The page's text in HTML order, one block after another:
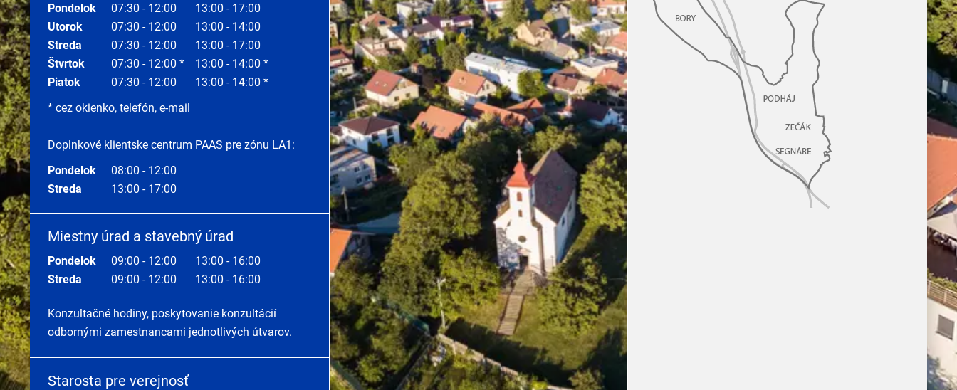
Pondelok
07:30 - 12:00
13:00 - 17:00
Utorok
07:30 - 12:00
13:00 - 14:00
Streda
07:30 - 12:00
13:00 - 17:00
Štvrtok
07:30 - 12:00 *
13:00 - 14:00 *
Piatok
07:30 - 12:00
13:00 - 14:00 *
* cez okienko, telefón, e-mail
Doplnkové klientske centrum PAAS pre zónu LA1:
Pondelok
08:00 - 12:00
Streda
13:00 - 17:00
Miestny úrad a stavebný úrad
Pondelok 09:00 - 12:00
13:00 - 16:00
Streda
09:00 - 12:00 13:00 - 16:00
Konzultačné hodiny, poskytovanie konzultácií
odbornými zamestnancami jednotlivých útvarov.
Starosta pre verejnosť